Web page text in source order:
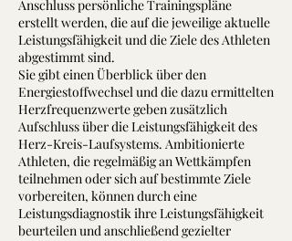
Anschluss persönliche Trainingspläne
erstellt werden, die auf die jeweilige aktuelle
Leistungsfähigkeit und die Ziele des Athleten
abgestimmt sind.
Sie gibt einen Überblick über den
Energiestoffwechsel und die dazu ermittelten
Herzfrequenzwerte geben zusätzlich
Aufschluss über die Leistungsfähigkeit des
Herz-Kreis-Laufsystems. Ambitionierte
Athleten, die regelmäßig an Wettkämpfen
teilnehmen oder sich auf bestimmte Ziele
vorbereiten, können durch eine
Leistungsdiagnostik ihre Leistungsfähigkeit
beurteilen und anschließend gezielter